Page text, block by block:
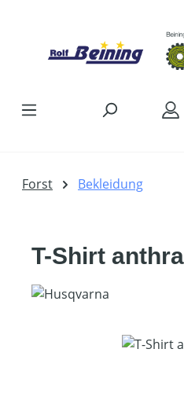
Forst Bekleidung
T-Shirt
Bildergalerie überspringen